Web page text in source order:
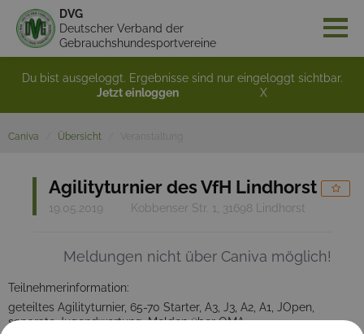
DVG
Deutscher Verband der
Gebrauchshundesportvereine
Du bist ausgeloggt. Ergebnisse sind nur eingeloggt sichtbar.
Jetzt einloggen
X
Caniva Übersicht
Agilityturnier des VfH Lindhorst
19.05.2019 Kobbenser Str. 1, 31698 Lindhorst
Meldungen nicht über Caniva möglich!
Teilnehmerinformation:
geteiltes Agilityturnier, 65-70 Starter, A3, J3, A2, A1, JOpen,
separate Jugendwertung, Melden über OMA